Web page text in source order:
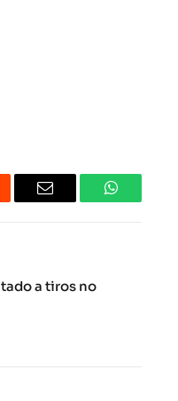
E-
Whatsapp
a tiros no